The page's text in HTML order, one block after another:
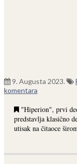
9. Augusta 2023.
komentara
"Hiperion", prvi
predstavlja klasično
utisak na čitaoce